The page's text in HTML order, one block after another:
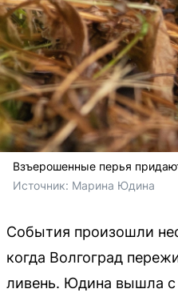
Взъерошенные перья
Источник: Марина Юдина
События произошли
когда Волгоград
ливень. Юдина вышла с